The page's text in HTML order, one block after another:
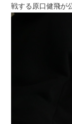
戦する原口健飛が